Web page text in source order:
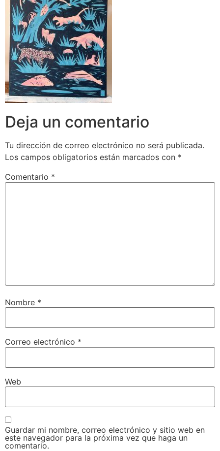
Deja un comentario
Tu dirección de correo electrónico no será publicada.
Los campos obligatorios están marcados con *
Comentario *
Nombre *
Correo electrónico *
Web
Guardar mi nombre, correo electrónico y sitio web en
este navegador para la próxima vez que haga un
comentario.